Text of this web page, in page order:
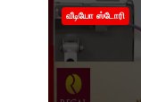
வீடியோ ஸ்டோரி